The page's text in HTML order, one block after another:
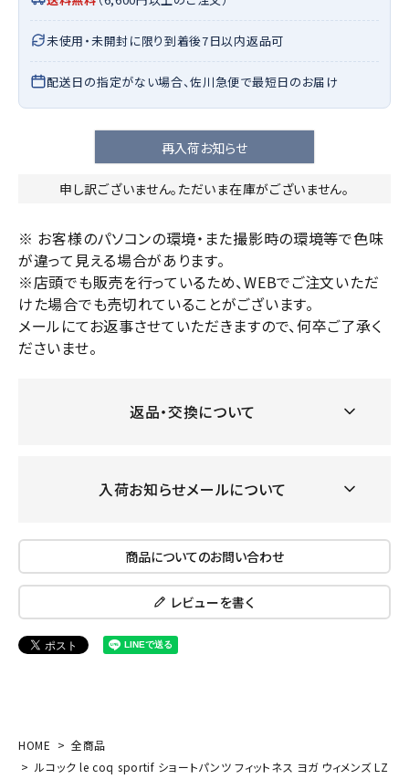
未使用・未開封に限り到着後7日以内返品可
配送日の指定がない場合、佐川急便で最短日のお届け
再入荷お知らせ
申し訳ございません。ただいま在庫がございません。
※ お客様のパソコンの環境・また撮影時の環境等で色味
が違って見える場合があります。
※店頭でも販売を行っているため、WEBでご注文いただ
けた場合でも売切れていることがございます。
メールにてお返事させていただきますので、何卒ご了承く
ださいませ。
返品・交換について
入荷お知らせメールについて
商品についてのお問い合わせ
レビューを書く
HOME
全商品
ルコック le coq sportif ショートパンツ フィットネス ヨガ ウィメンズ LZ